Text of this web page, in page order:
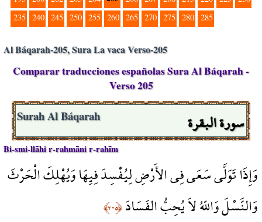
235 240 245 250 255 260 265 270 275 280 285
Al Báqarah-205, Sura La vaca Verso-205
Comparar traducciones españolas Sura Al Báqarah -
Verso 205
سورة البقرة Surah Al Báqarah
Bi-smi-llāhi r-rahmāni r-rahīm
وَإِذَا تَوَلَّى سَعَى فِي الأَرْضِ لِيُفْسِدَ فِيِهَا وَيُهْلِكَ الْحَرْثَ
وَالنَّسْلَ وَاللّهُ لاَ يُحِبُّ الفَسَادَ﴿٢٠٥﴾